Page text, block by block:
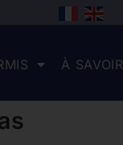
À SAVOIR